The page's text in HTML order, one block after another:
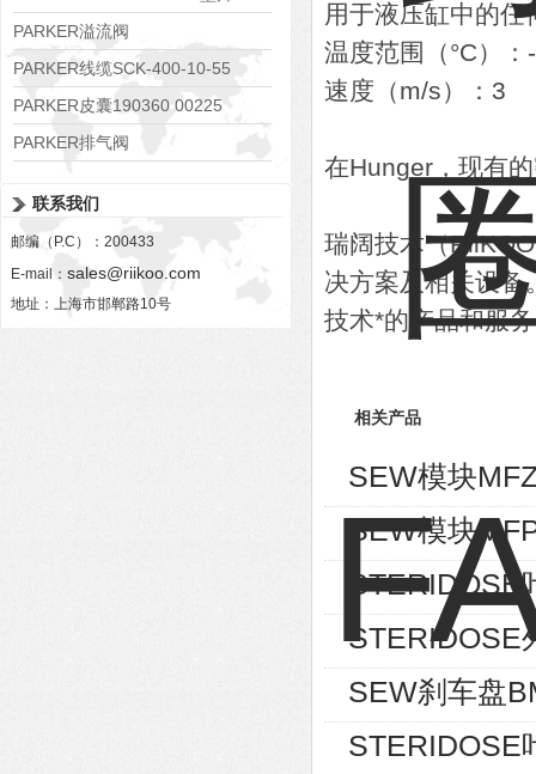
608074
PARKER溢流阀
RE06M35W2N1KWXG087
PARKER线缆SCK-400-10-55
PARKER皮囊190360 00225
PARKER排气阀
联系我们
邮编（P.C）：200433
E-mail： sales@riikoo.com
地址：上海市邯郸路10号
用于液压缸中的任
温度范围（°C）
速度（m/s）：3
在Hunger，现有
瑞阔技术（
决方案及相关设备
技术*的产品和服
相关产品
SEW模块
SEW模块
STERIDOSE
SEW刹车盘
STERIDOSE